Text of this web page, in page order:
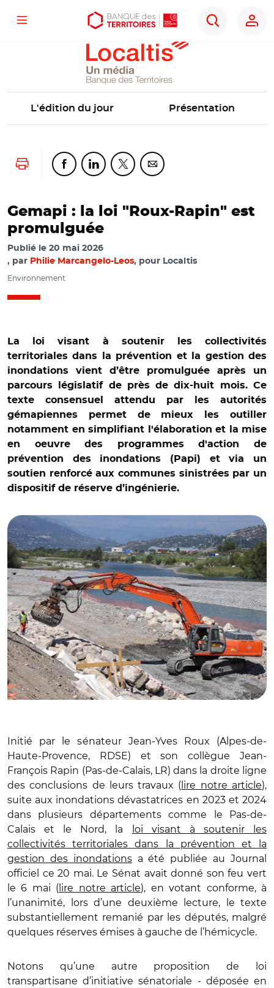
Aller
Aller
Ouvrir
d'accessibilité
Menu
Rechercher
Localtis
L'édition du jour Présentation
Lancer l'impressionPartager cette page sur Facebook
Partager cette page sur Linkedin
Partager cette page sur Twitter
Partager cette page sur
Gemapi : la loi "Roux-Rapin" est
promulguée
Publié le 20 mai 2026
par Philie Marcangelo-Leos, pour Localtis
Environnement
La loi visant à soutenir les collectivités
territoriales dans la prévention et la gestion des
inondations vient d’être promulguée après un
parcours législatif de près de dix-huit mois. Ce
texte consensuel attendu par les autorités
gémapiennes permet de mieux les outiller
notamment en simplifiant l'élaboration et la mise
en oeuvre des programmes d'action de
prévention des inondations (Papi) et via un
soutien renforcé aux communes sinistrées par un
dispositif de réserve d’ingénierie.
Initié par le sénateur Jean-Yves Roux (Alpes-de-
Haute-Provence, RDSE) et son collègue Jean-
François Rapin (Pas-de-Calais, LR) dans la droite ligne
des conclusions de leurs travaux ( lire notre article),
suite aux inondations dévastatrices en 2023 et 2024
dans plusieurs départements comme le Pas-de-
Calais et le Nord, la
loi visant à soutenir les
collectivités territoriales dans la prévention et la
gestion des inondationsa été publiée au Journal
officiel ce 20 mai. Le Sénat avait donné son feu vert
le 6 mai ( lire notre article), en votant conforme, à
l’unanimité, lors d’une deuxième lecture, le texte
substantiellement remanié par les députés, malgré
quelques réserves émises à gauche de l’hémicycle.
Notons qu’une autre proposition de loi
transpartisane d’initiative sénatoriale - déposée en